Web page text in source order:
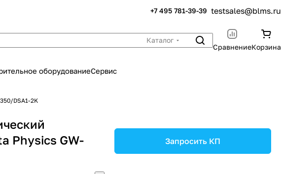
+7 495 781-39-39 testsales@blms.ru
Каталог
СравнениеКорзина
оборудованиеСервис
DSA1-2K
Physics GW-
Запросить КП